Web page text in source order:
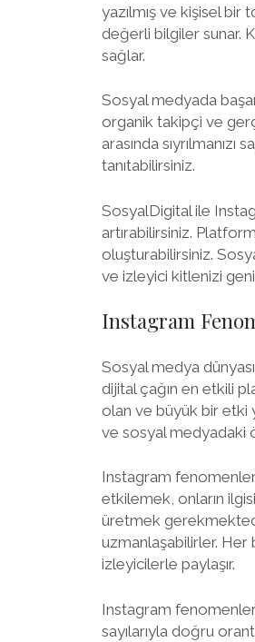
yazılmış ve kişisel
değerli bilgiler sunar.
sağlar.
Sosyal medyada
organik takipçi ve
arasında
tanıtabilirsiniz.
SosyalDigital ile
artırabilirsiniz.
oluşturabilirsiniz.
ve izleyici kitlenizi
Instagram
Sosyal medya
dijital çağın en etkili
olan ve büyük bir etki
ve sosyal medyadaki
Instagram
etkilemek, onların
üretmek
uzmanlaşabilirler. Her
izleyicilerle paylaşır.
Instagram
sayılarıyla doğru